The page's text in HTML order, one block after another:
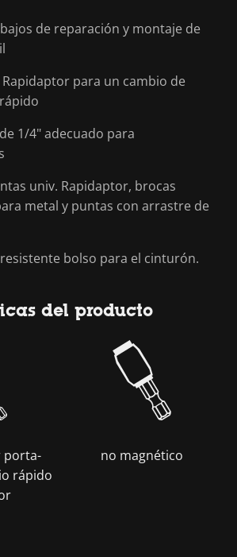
de reparación y montaje de
para un cambio de
1/4" adecuado para
univ. Rapidaptor, brocas
metal y puntas con arrastre de
bolso para el cinturón.
del producto
porta-
rápido
no magnético